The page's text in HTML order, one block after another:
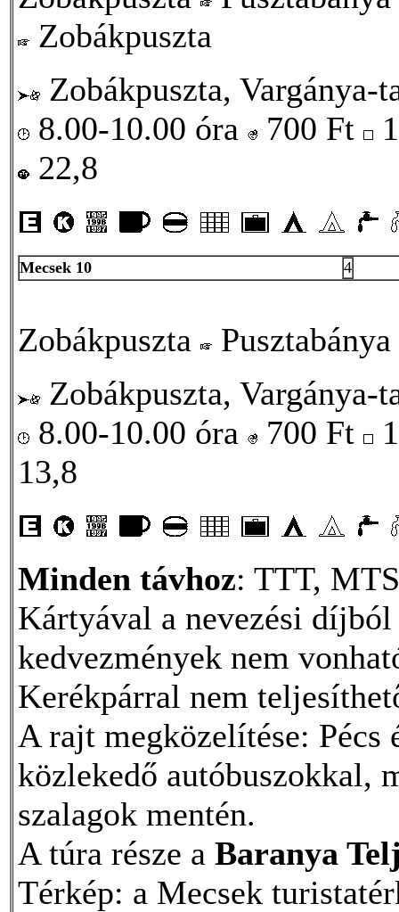
Zobákpuszta
Zobákpuszta, Vargánya-
8.00-10.00 óra
700 Ft
22,8
Mecsek 10 4
Zobákpuszta
Pusztabánya
Zobákpuszta, Vargánya-
8.00-10.00 óra
700 Ft
13,8
Minden távhoz: TTT,
Kártyával a nevezési
kedvezmények nem
Kerékpárral nem
A rajt megközelítése: Pécs
közlekedő autóbuszokkal,
szalagok mentén.
A túra része a Baranya
Térkép: a Mecsek